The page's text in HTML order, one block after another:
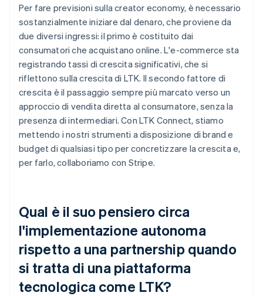
Per fare previsioni sulla creator economy, è necessario
sostanzialmente iniziare dal denaro, che proviene da
due diversi ingressi: il primo è costituito dai
consumatori che acquistano online. L'e-commerce sta
registrando tassi di crescita significativi, che si
riflettono sulla crescita di LTK. Il secondo fattore di
crescita è il passaggio sempre più marcato verso un
approccio di vendita diretta al consumatore, senza la
presenza di intermediari. Con LTK Connect, stiamo
mettendo i nostri strumenti a disposizione di brand e
budget di qualsiasi tipo per concretizzare la crescita e,
per farlo, collaboriamo con Stripe.
Qual è il suo pensiero circa
l'implementazione autonoma
rispetto a una partnership quando
si tratta di una piattaforma
tecnologica come LTK?